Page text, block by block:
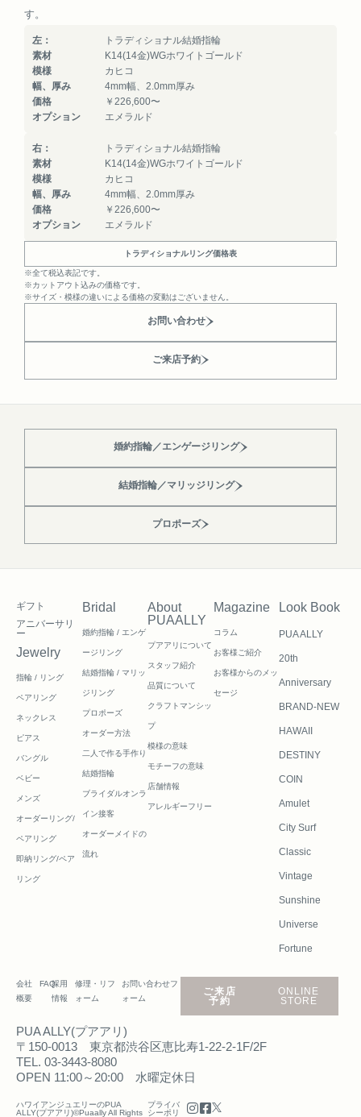
す。
左：
トラディショナル結婚指輪
素材
K14(14金)WGホワイトゴールド
模様
カヒコ
幅、厚み
4mm幅、2.0mm厚み
価格
￥226,600〜
オプション
エメラルド
右：
トラディショナル結婚指輪
素材
K14(14金)WGホワイトゴールド
模様
カヒコ
幅、厚み
4mm幅、2.0mm厚み
価格
￥226,600〜
オプション
エメラルド
トラディショナルリング価格表
※全て税込表記です。
※カットアウト込みの価格です。
※サイズ・模様の違いによる価格の変動はございません。
お問い合わせ
ご来店予約
婚約指輪／エンゲージリング
結婚指輪／マリッジリング
プロポーズ
ギフト
アニバーサリ
ー
Jewelry
指輪 / リング
ペアリング
ネックレス
ピアス
バングル
ベビー
メンズ
オーダーリング/
ペアリング
即納リング/ペア
リング
Bridal
婚約指輪 / エンゲ
ージリング
結婚指輪 / マリッ
ジリング
プロポーズ
オーダー方法
二人で作る手作り
結婚指輪
ブライダルオンラ
イン接客
オーダーメイドの
流れ
About
PUAALLY
プアアリについて
スタッフ紹介
品質について
クラフトマンシッ
プ
模様の意味
モチーフの意味
店舗情報
アレルギーフリー
Magazine
コラム
お客様ご紹介
お客様からのメッ
セージ
Look Book
PUA ALLY
20th
Anniversary
BRAND-NEW
HAWAII
DESTINY
COIN
Amulet
City Surf
Classic
Vintage
Sunshine
Universe
Fortune
会社
概要
FAQ採用
情報
修理・リフ
ォーム
お問い合わせフ
ォーム
ご来店
予約
ONLINE
STORE
PUA ALLY(プアアリ)
〒150-0013 東京都渋谷区恵比寿1-22-2-1F/2F
TEL. 03-3443-8080
OPEN 11:00～20:00 水曜定休日
ハワイアンジュエリーのPUA
ALLY(プアアリ)©Puaally All Rights
プライバ
シーポリ